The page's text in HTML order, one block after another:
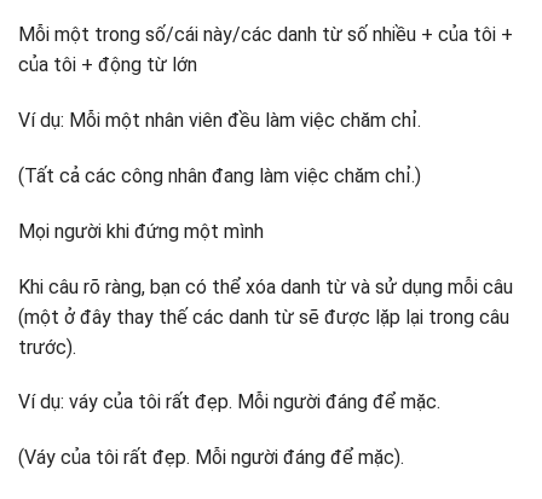
Mỗi một trong số/cái này/các danh từ số nhiều + của tôi +
của tôi + động từ lớn
Ví dụ: Mỗi một nhân viên đều làm việc chăm chỉ.
(Tất cả các công nhân đang làm việc chăm chỉ.)
Mọi người khi đứng một mình
Khi câu rõ ràng, bạn có thể xóa danh từ và sử dụng mỗi câu
(một ở đây thay thế các danh từ sẽ được lặp lại trong câu
trước).
Ví dụ: váy của tôi rất đẹp. Mỗi người đáng để mặc.
(Váy của tôi rất đẹp. Mỗi người đáng để mặc).